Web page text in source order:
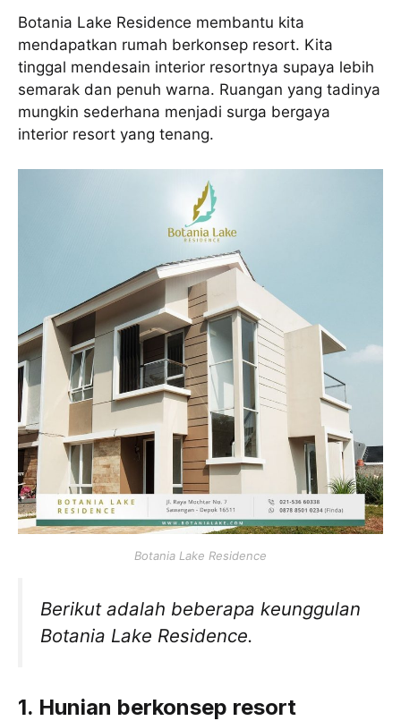
Botania Lake Residence membantu kita
mendapatkan rumah berkonsep resort. Kita
tinggal mendesain interior resortnya supaya lebih
semarak dan penuh warna. Ruangan yang tadinya
mungkin sederhana menjadi surga bergaya
interior resort yang tenang.
Botania Lake Residence
Berikut adalah beberapa keunggulan
Botania Lake Residence.
1. Hunian berkonsep resort